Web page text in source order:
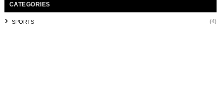
CATEGORIES
SPORTS (4)